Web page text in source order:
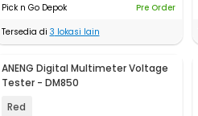
Pick n Go Depok
Pre Order
Tersedia di 3 lokasi lain
ANENG Digital Multimeter Voltage
Tester - DM850
Red